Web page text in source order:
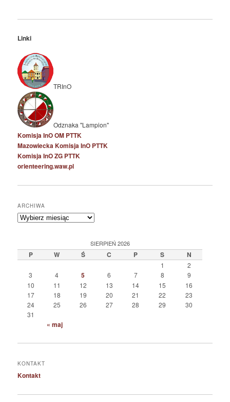
Linki
TRInO
Odznaka "Lampion"
Komisja InO OM PTTK
Mazowiecka Komisja InO PTTK
Komisja InO ZG PTTK
orienteering.waw.pl
ARCHIWA
Archiwa
SIERPIEŃ 2026
P W Ś C P S N
1
2
3
4 5 6 7 8
9
10
11 12 13 14 15
16
17
18 19 20 21 22
23
24
25 26 27 28 29
30
31
« maj
KONTAKT
Kontakt